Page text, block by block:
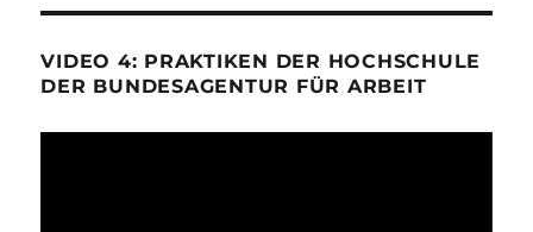
VIDEO 4: PRAKTIKEN DER HOCHSCHULE
DER BUNDESAGENTUR FÜR ARBEIT